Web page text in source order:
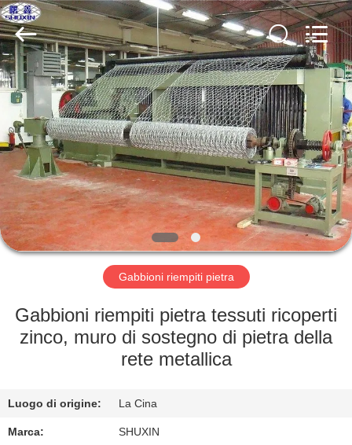
CASA.
PRODOTTI
CHI
SIAMO
VISITA
FABBRICA
CONTROLLO
QUALITÀ
KN
Wire
Mesh
Co.,
Ltd..
All
Rights
Reserved.
Gabbioni riempiti pietra
Gabbioni riempiti pietra tessuti ricoperti
zinco, muro di sostegno di pietra della
rete metallica
Luogo di origine: La Cina
Marca: SHUXIN